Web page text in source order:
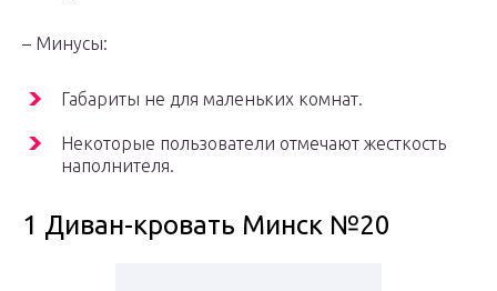
– Минусы:
Габариты не для маленьких комнат.
Некоторые пользователи отмечают жесткость
наполнителя.
1 Диван-кровать Минск №20